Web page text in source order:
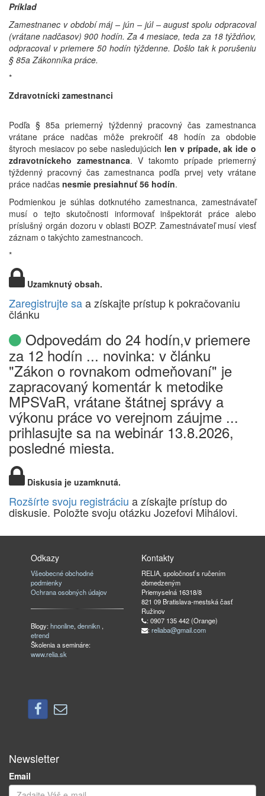
Príklad
Zamestnanec v období máj – jún – júl – august spolu odpracoval
(vrátane nadčasov) 900 hodín. Za 4 mesiace, teda za 18 týždňov,
odpracoval v priemere 50 hodín týždenne. Došlo tak k porušeniu
§ 85a Zákonníka práce.
*
Zdravotnícki zamestnanci
Podľa § 85a priemerný týždenný pracovný čas zamestnanca
vrátane práce nadčas môže prekročiť 48 hodín za obdobie
štyroch mesiacov po sebe nasledujúcich len v prípade, ak ide o
zdravotníckeho zamestnanca. V takomto prípade priemerný
týždenný pracovný čas zamestnanca podľa prvej vety vrátane
práce nadčas nesmie presiahnuť 56 hodín.
Podmienkou je súhlas dotknutého zamestnanca, zamestnávateľ
musí o tejto skutočnosti informovať inšpektorát práce alebo
príslušný orgán dozoru v oblasti BOZP. Zamestnávateľ musí viesť
záznam o takýchto zamestnancoch.
*
Uzamknutý obsah.
Zaregistrujte saa získajte prístup k pokračovaniu
článku
Odpovedám do 24 hodín,v priemere
za 12 hodín ... novinka: v článku
"Zákon o rovnakom odmeňovaní" je
zapracovaný komentár k metodike
MPSVaR, vrátane štátnej správy a
výkonu práce vo verejnom záujme ...
prihlasujte sa na webinár 13.8.2026,
posledné miesta.
Diskusia je uzamknutá.
Rozšírte svoju registráciu a získajte prístup do
diskusie. Položte svoju otázku Jozefovi Mihálovi.
Odkazy
Všeobecné obchodné
podmienky
Ochrana osobných údajov
Blogy:hnonline,dennikn ,
etrend
Školenia a semináre:
www.relia.sk
Kontakty
RELIA, spoločnosť s ručením
obmedzeným
Priemyselná 16318/8
821 09 Bratislava-mestská časť
Ružinov
: 0907 135 442 (Orange)
: reliaba@gmail.com
Newsletter
Email